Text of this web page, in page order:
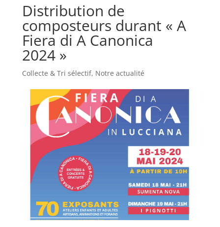
Distribution de
composteurs durant « A
Fiera di A Canonica
2024 »
Collecte & Tri sélectif, Notre actualité